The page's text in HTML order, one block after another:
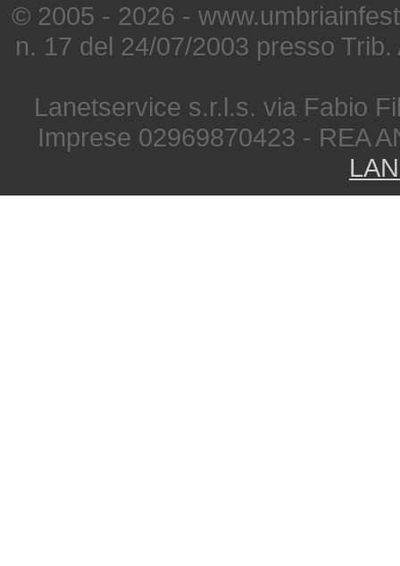
© 2005 - 2026 -
n. 17 del 24/07/2003 presso
Lanetservice s.r.l.s. via Fabio
Imprese 02969870423 - REA